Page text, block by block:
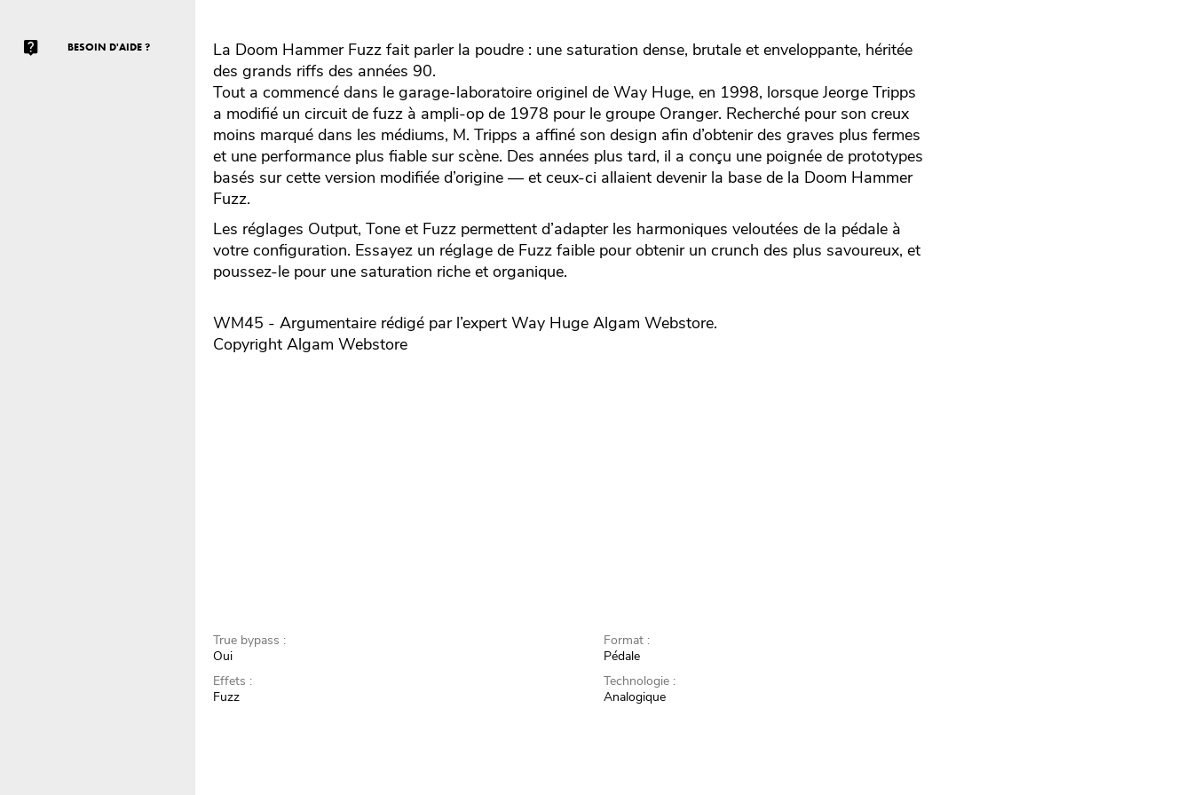
BESOIN D'AIDE ?
La Doom Hammer Fuzz fait parler la poudre : une saturation dense, brutale et enveloppante, héritée
des grands riffs des années 90.
Tout a commencé dans le garage-laboratoire originel de Way Huge, en 1998, lorsque Jeorge Tripps
a modifié un circuit de fuzz à ampli-op de 1978 pour le groupe Oranger. Recherché pour son creux
moins marqué dans les médiums, M. Tripps a affiné son design afin d’obtenir des graves plus fermes
et une performance plus fiable sur scène. Des années plus tard, il a conçu une poignée de prototypes
basés sur cette version modifiée d’origine — et ceux-ci allaient devenir la base de la Doom Hammer
Fuzz.
Les réglages Output, Tone et Fuzz permettent d’adapter les harmoniques veloutées de la pédale à
votre configuration. Essayez un réglage de Fuzz faible pour obtenir un crunch des plus savoureux, et
poussez-le pour une saturation riche et organique.
WM45 - Argumentaire rédigé par l’expertWay Huge Algam Webstore.
Copyright Algam Webstore
True bypass :
Oui
Effets :
Fuzz
Format :
Pédale
Technologie :
Analogique